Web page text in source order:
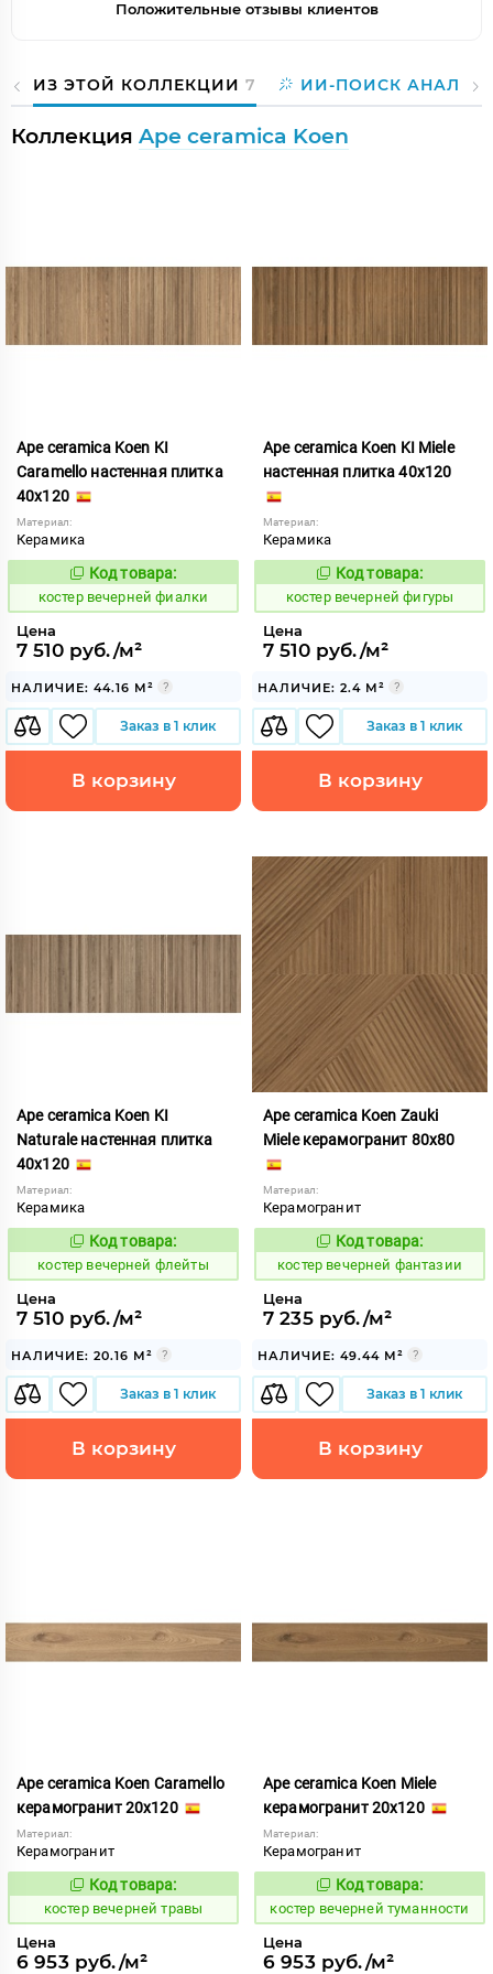
Положительные отзывы клиентов
ИЗ ЭТОЙ КОЛЛЕКЦИИ 7 ИИ-ПОИСК
Коллекция Ape ceramica Koen
Ape ceramica Koen KI
Caramello настенная плитка
40x120
Материал:
Керамика
798489
Код товара:
костер вечерней фиалки
Цена
7 510 руб./м²
НАЛИЧИЕ: 44.16 М²
Заказ в 1 клик
В корзину
Ape ceramica Koen KI Miele
настенная плитка 40x120
Материал:
Керамика
798490
Код товара:
костер вечерней фигуры
Цена
7 510 руб./м²
НАЛИЧИЕ: 2.4 М²
Заказ в 1 клик
В корзину
Ape ceramica Koen KI
Naturale настенная плитка
40x120
Материал:
Керамика
798491
Код товара:
костер вечерней флейты
Цена
7 510 руб./м²
НАЛИЧИЕ: 20.16 М²
Заказ в 1 клик
В корзину
Ape ceramica Koen Zauki
Miele керамогранит 80x80
Материал:
Керамогранит
798487
Код товара:
костер вечерней фантазии
Цена
7 235 руб./м²
НАЛИЧИЕ: 49.44 М²
Заказ в 1 клик
В корзину
Ape ceramica Koen Caramello
керамогранит 20x120
Материал:
Керамогранит
798482
Код товара:
костер вечерней травы
Цена
6 953 руб./м²
Ape ceramica Koen Miele
керамогранит 20x120
Материал:
Керамогранит
798484
Код товара:
костер вечерней туманности
Цена
6 953 руб./м²